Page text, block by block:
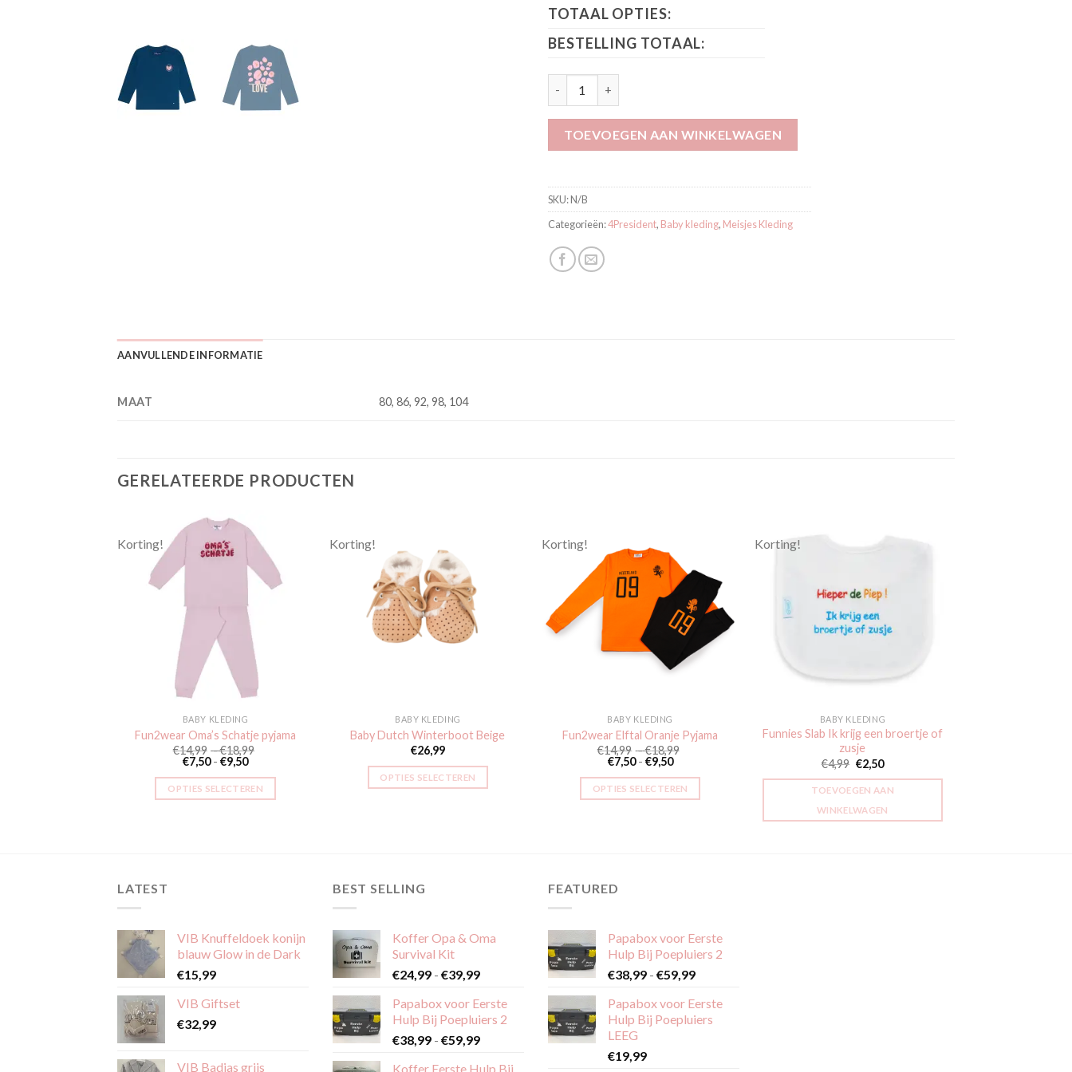
TOTAAL OPTIES:
BESTELLING TOTAAL:
TOEVOEGEN AAN WINKELWAGEN
SKU:N/B
Categorieën:4President, Baby kleding, Meisjes Kleding
AANVULLENDE INFORMATIE
MAAT 80, 86, 92, 98, 104
GERELATEERDE PRODUCTEN
Korting!
Toevoegen
aan
BABY KLEDING
Fun2wear Oma’s Schatje pyjama
€14,99 -€18,99
€18,99
€7,50 - €9,50Prijsklasse:
tot
€9,50
OPTIES SELECTEREN
kan
gekozen
worden
de
productpagina
Korting!
Toevoegen
verlanglijst
BABY KLEDING
Baby Dutch Winterboot Beige
€26,99
OPTIES SELECTEREN
gekozen
worden
op
de
productpagina
Korting!
Toevoegen
verlanglijst
BABY KLEDING
Fun2wear Elftal Oranje Pyjama
€14,99 -€18,99
€18,99
€7,50 - €9,50Prijsklasse:
tot
€9,50
OPTIES SELECTEREN
kan
gekozen
worden
de
productpagina
Korting!
BABY KLEDING
Funnies Slab Ik krijg een broertje of
zusje
€4,99 €2,50
TOEVOEGEN AAN
WINKELWAGEN
LATEST
VIB Knuffeldoek konijn
blauw Glow in de Dark
€15,99
VIB Giftset
€32,99
VIB Badjas grijs
BEST SELLING
Koffer Opa & Oma
Survival Kit
€24,99 - €39,99Prijsklasse:
tot
€39,99
Papabox voor Eerste
Hulp Bij Poepluiers 2
€38,99 - €59,99Prijsklasse:
Koffer Eerste Hulp Bij
FEATURED
Papabox voor Eerste
Hulp Bij Poepluiers 2
€38,99 - €59,99Prijsklasse:
tot
€59,99
Papabox voor Eerste
Hulp Bij Poepluiers
LEEG
€19,99